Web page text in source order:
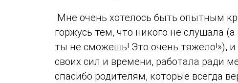
Мне очень хотелось быть опытным
горжусь тем, что никого не слушала
ты не сможешь! Это очень тяжело!»),
своих сил и времени, работала ради
спасибо родителям, которые всегда